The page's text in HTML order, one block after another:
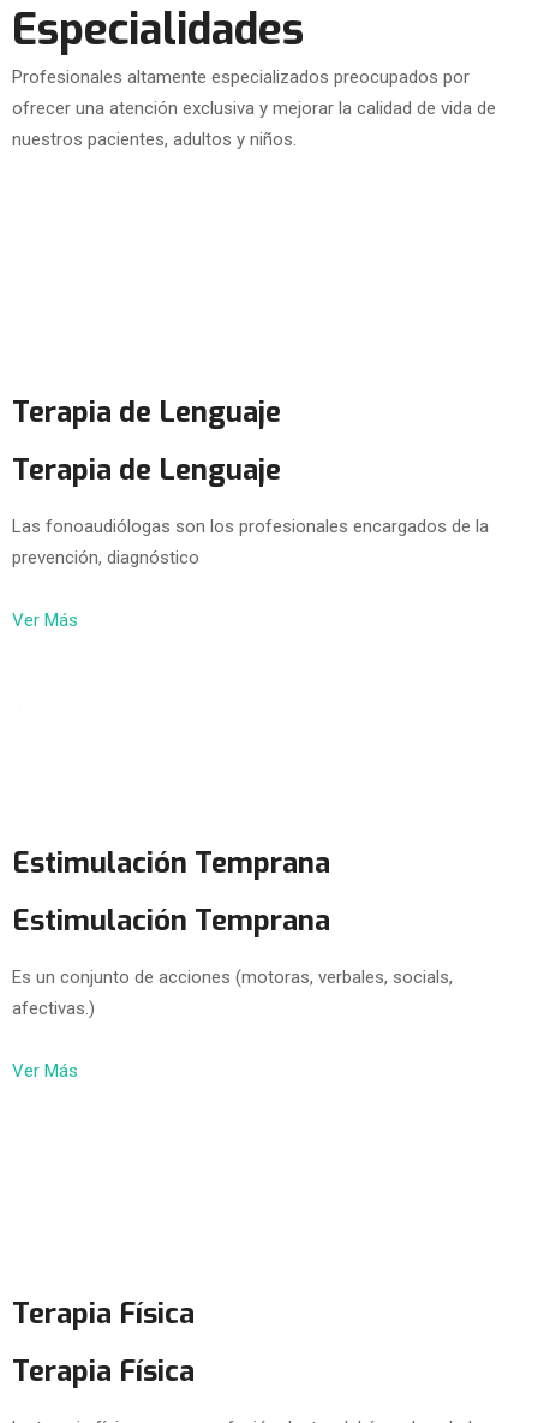
Especialidades
Profesionales altamente especializados preocupados por
ofrecer una atención exclusiva y mejorar la calidad de vida de
nuestros pacientes, adultos y niños.
Terapia de Lenguaje
Terapia de Lenguaje
Las fonoaudiólogas son los profesionales encargados de la
prevención, diagnóstico
Ver Más
Estimulación Temprana
Estimulación Temprana
Es un conjunto de acciones (motoras, verbales, socials,
afectivas.)
Ver Más
Terapia Física
Terapia Física